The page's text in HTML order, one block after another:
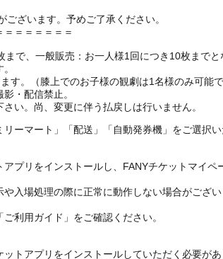
ざいます。予めご了承ください。
＝＝＝＝＝＝
で、一般販売：お一人様1回につき10枚までと
。（膝上でのお子様の観劇は1名様のみ可能で
・配信禁止。
い。尚、変更に伴う払戻しは行いません。
ーマート」「配送」「自動発券機」をご選択い
プリをインストールし、FANYチケットマイ
入場処理の際に正常に動作しない場合がござ
利用ガイド」をご確認ください。
トアプリをインストールしていただく必要があ